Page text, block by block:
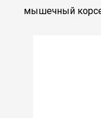
мышечный